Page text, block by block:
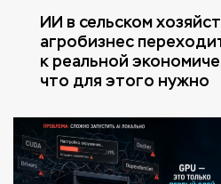
ИИ в сельском
агробизнес
к реальной
что для этого нужно